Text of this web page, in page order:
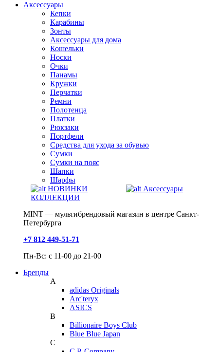
Аксессуары
Кепки
Карабины
Зонты
Аксессуары для дома
Кошельки
Носки
Очки
Панамы
Кружки
Перчатки
Ремни
Полотенца
Платки
Рюкзаки
Портфели
Средства для ухода за обувью
Сумки
Сумки на пояс
Шапки
Шарфы
НОВИНКИ
КОЛЛЕКЦИИ
Аксессуары
MINT — мультибрендовый магазин в центре Санкт-
Петербурга
+7 812 449-51-71
Пн-Вс: с 11-00 до 21-00
Бренды
A
adidas Originals
Arc'teryx
ASICS
B
Billionaire Boys Club
Blue Blue Japan
C